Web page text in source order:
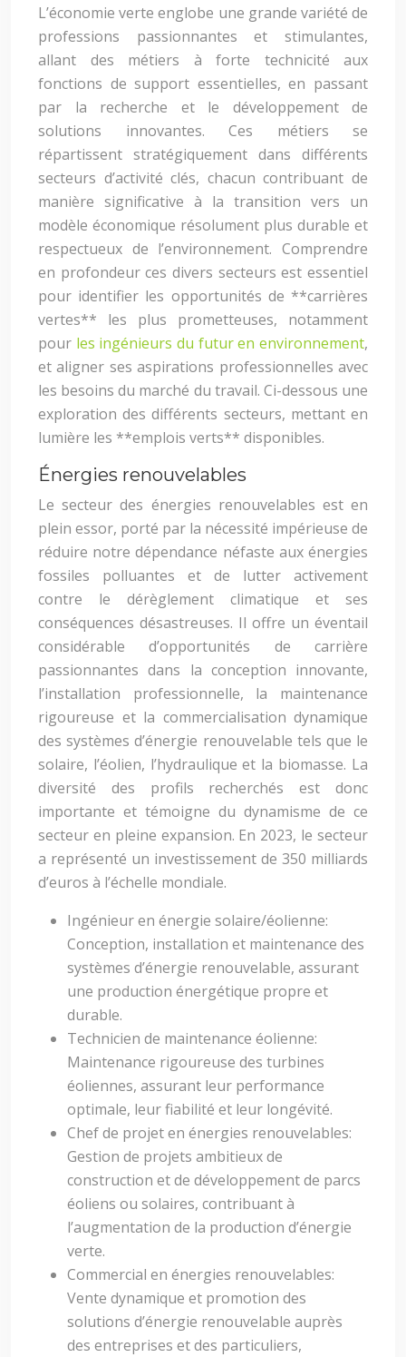
L’économie verte englobe une grande variété de
professions passionnantes et stimulantes,
allant des métiers à forte technicité aux
fonctions de support essentielles, en passant
par la recherche et le développement de
solutions innovantes. Ces métiers se
répartissent stratégiquement dans différents
secteurs d’activité clés, chacun contribuant de
manière significative à la transition vers un
modèle économique résolument plus durable et
respectueux de l’environnement. Comprendre
en profondeur ces divers secteurs est essentiel
pour identifier les opportunités de **carrières
vertes** les plus prometteuses, notamment
pour les ingénieurs du futur en environnement,
et aligner ses aspirations professionnelles avec
les besoins du marché du travail. Ci-dessous une
exploration des différents secteurs, mettant en
lumière les **emplois verts** disponibles.
Énergies renouvelables
Le secteur des énergies renouvelables est en
plein essor, porté par la nécessité impérieuse de
réduire notre dépendance néfaste aux énergies
fossiles polluantes et de lutter activement
contre le dérèglement climatique et ses
conséquences désastreuses. Il offre un éventail
considérable d’opportunités de carrière
passionnantes dans la conception innovante,
l’installation professionnelle, la maintenance
rigoureuse et la commercialisation dynamique
des systèmes d’énergie renouvelable tels que le
solaire, l’éolien, l’hydraulique et la biomasse. La
diversité des profils recherchés est donc
importante et témoigne du dynamisme de ce
secteur en pleine expansion. En 2023, le secteur
a représenté un investissement de 350 milliards
d’euros à l’échelle mondiale.
Ingénieur en énergie solaire/éolienne:
Conception, installation et maintenance des
systèmes d’énergie renouvelable, assurant
une production énergétique propre et
durable.
Technicien de maintenance éolienne:
Maintenance rigoureuse des turbines
éoliennes, assurant leur performance
optimale, leur fiabilité et leur longévité.
Chef de projet en énergies renouvelables:
Gestion de projets ambitieux de
construction et de développement de parcs
éoliens ou solaires, contribuant à
l’augmentation de la production d’énergie
verte.
Commercial en énergies renouvelables:
Vente dynamique et promotion des
solutions d’énergie renouvelable auprès
des entreprises et des particuliers,